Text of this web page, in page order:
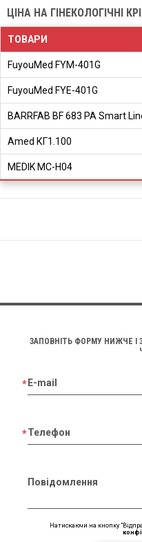
ЦІНА НА ГІНЕКОЛОГІЧНІ
ТОВАРИ
FuyouMed FYM-401G
FuyouMed FYE-401G
BARRFAB BF 683 PA Smart
Amed КГ1.100
MEDIK MC-H04
ЗАПОВНІТЬ ФОРМУ НИЖЧЕ
E-mail
Телефон
Повідомлення
Натискаючи на кнопку